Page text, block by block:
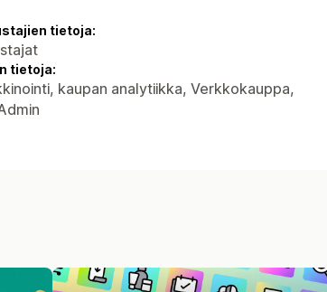
tietoja:
tietoja:
kaupan analytiikka, Verkkokauppa,